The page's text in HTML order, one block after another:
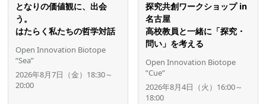
となりの価値観に、出会
う。
はたらく私たちの哲学対話
Open Innovation Biotope
“Sea”
2026年8月7日（金）18:30～
20:00
探究共創ワークショップ in
名古屋
高校教員と一緒に「探究・
問い」を考える
Open Innovation Biotope
”Cue”
2026年8月4日（火）16:00～
18:00